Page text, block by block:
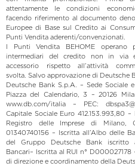
attentamente le condizioni
facendo riferimento al documento
Europee di Base sul Credito ai
Punti Vendita aderenti/convenzionati.
I Punti Vendita BEHOME operano
intermediari del credito non in via
accessorio rispetto all’attività
svolta. Salvo approvazione di Deutsche
Deutsche Bank S.p.A. – Sede Sociale
Piazza del Calendario, 3 – 20126
www.db.com/italia – PEC:
Capitale Sociale Euro 412.153.993,80
Registro delle Imprese di Milano,
01340740156 – Iscritta all’Albo delle
del Gruppo Deutsche Bank iscritto
Bancari– Iscritta al RUI n° D000027178
di direzione e coordinamento della